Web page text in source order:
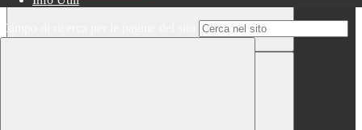
Campo di ricerca per le pagine del sito